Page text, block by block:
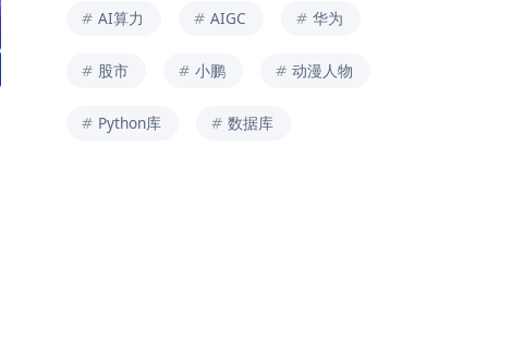
AI算力 AIGC 华为
股市 小鹏 动漫人物
Python库 数据库